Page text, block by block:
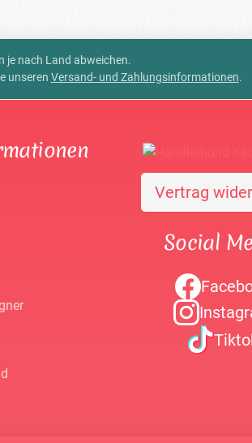
je nach Land abweichen.
unseren Versand- und Zahlungsinformationen.
Vertrag
Social